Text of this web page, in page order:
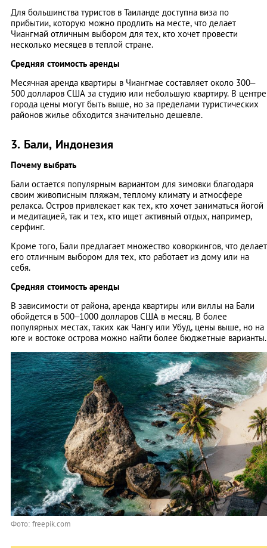
Для большинства туристов в Таиланде доступна виза по
прибытии, которую можно продлить на месте, что делает
Чиангмай отличным выбором для тех, кто хочет провести
несколько месяцев в теплой стране.
Средняя стоимость аренды
Месячная аренда квартиры в Чиангмае составляет около 300–
500 долларов США за студию или небольшую квартиру. В центре
города цены могут быть выше, но за пределами туристических
районов жилье обходится значительно дешевле.
3. Бали, Индонезия
Почему выбрать
Бали остается популярным вариантом для зимовки благодаря
своим живописным пляжам, теплому климату и атмосфере
релакса. Остров привлекает как тех, кто хочет заниматься йогой
и медитацией, так и тех, кто ищет активный отдых, например,
серфинг.
Кроме того, Бали предлагает множество коворкингов, что делает
его отличным выбором для тех, кто работает из дому или на
себя.
Средняя стоимость аренды
В зависимости от района, аренда квартиры или виллы на Бали
обойдется в 500–1000 долларов США в месяц. В более
популярных местах, таких как Чангу или Убуд, цены выше, но на
юге и востоке острова можно найти более бюджетные варианты.
Фото: freepik.com